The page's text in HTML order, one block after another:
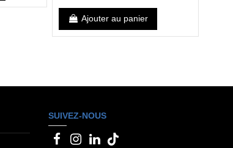
Ajouter au panier
SUIVEZ-NOUS